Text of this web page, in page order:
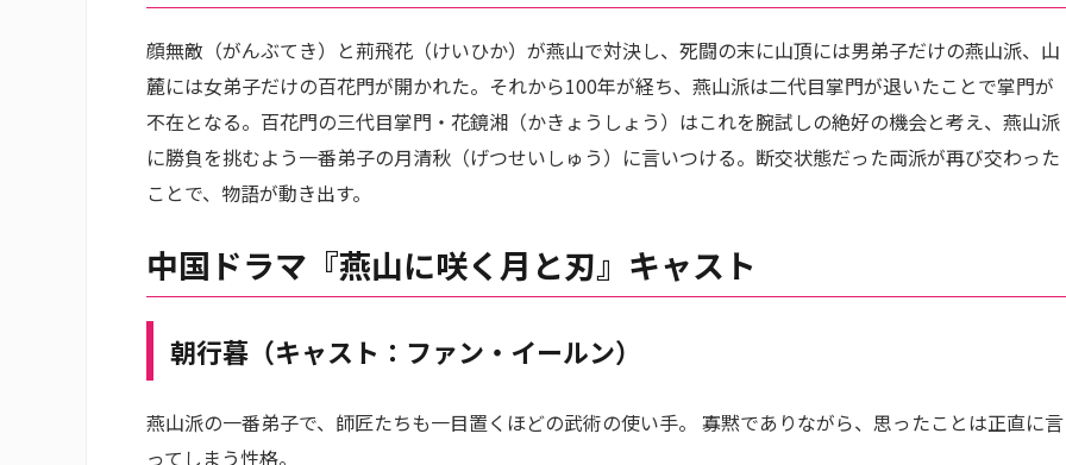
顔無敵（がんぶてき）と荊飛花（けいひか）が燕山で対決し、死闘の末に山頂には男弟子だけの燕山派、山
麓には女弟子だけの百花門が開かれた。それから100年が経ち、燕山派は二代目掌門が退いたことで掌門が
不在となる。百花門の三代目掌門・花鏡湘（かきょうしょう）はこれを腕試しの絶好の機会と考え、燕山派
に勝負を挑むよう一番弟子の月清秋（げつせいしゅう）に言いつける。断交状態だった両派が再び交わった
ことで、物語が動き出す。
中国ドラマ『燕山に咲く月と刃』キャスト
朝行暮（キャスト：ファン・イールン）
燕山派の一番弟子で、師匠たちも一目置くほどの武術の使い手。 寡黙でありながら、思ったことは正直に言
ってしまう性格。